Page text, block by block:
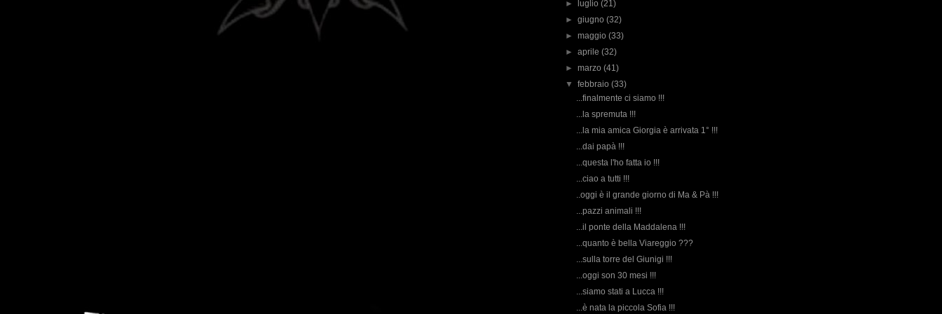
► luglio(21)
►giugno(32)
►maggio(33)
►aprile(32)
►marzo(41)
▼febbraio(33)
...finalmente ci siamo !!!
...la spremuta !!!
...la mia amica Giorgia è arrivata 1° !!!
...dai papà !!!
...questa l'ho fatta io !!!
...ciao a tutti !!!
..oggi è il grande giorno di Ma & Pà !!!
...pazzi animali !!!
...il ponte della Maddalena !!!
...quanto è bella Viareggio ???
...sulla torre del Giunigi !!!
...oggi son 30 mesi !!!
...siamo stati a Lucca !!!
...è nata la piccola Sofia !!!